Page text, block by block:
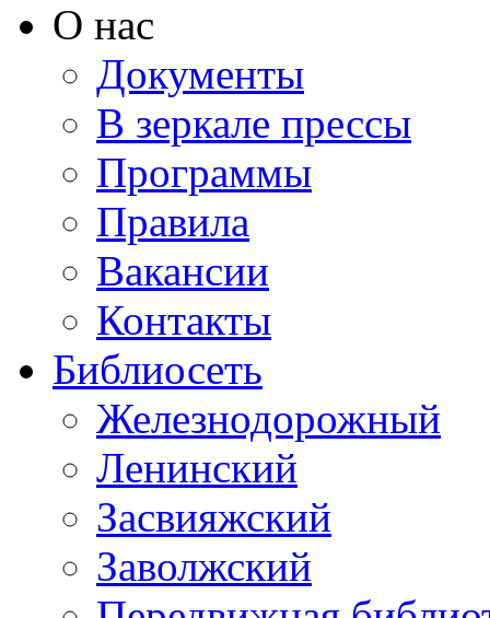
О нас
Документы
В зеркале прессы
Программы
Правила
Вакансии
Контакты
Библиосеть
Железнодорожный
Ленинский
Засвияжский
Заволжский